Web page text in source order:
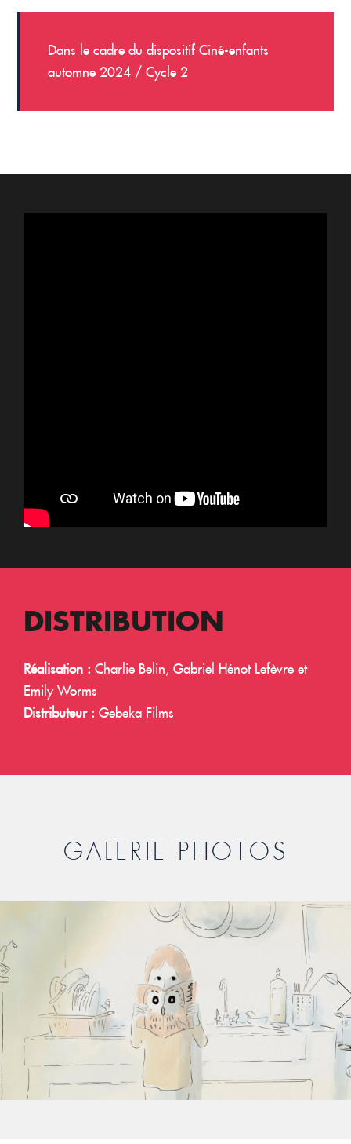
Dans le cadre du dispositif Ciné-enfants
automne 2024 / Cycle 2
DISTRIBUTION
Réalisation : Charlie Belin, Gabriel Hénot Lefèvre et
Emily Worms
Distributeur : Gebeka Films
GALERIE PHOTOS